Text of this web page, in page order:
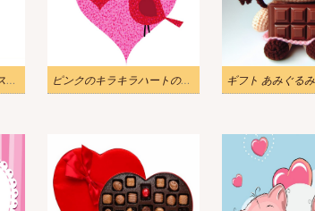
バレンタインデーのイラストで女の子が男の子にキスする ピンクのキラキラハートのイラストにかわいいバレンタインの鳥